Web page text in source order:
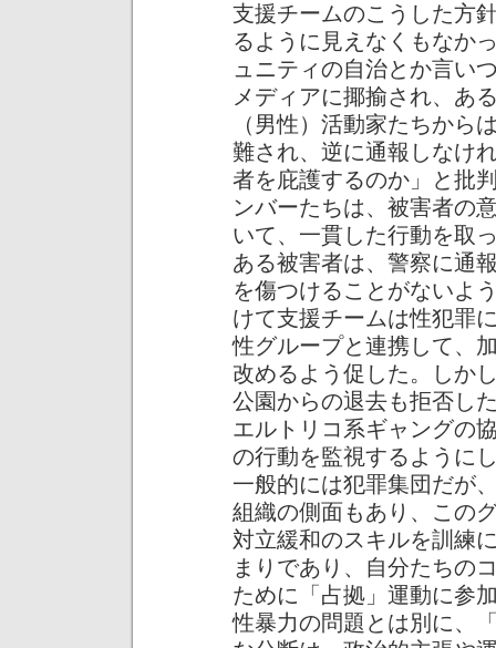
支援チームのこうした方
るように見えなくもなか
ュニティの自治とか言い
メディアに揶揄され、あ
（男性）活動家たちから
難され、逆に通報しなけ
者を庇護するのか」と批
ンバーたちは、被害者の
いて、一貫した行動を取
ある被害者は、警察に通
を傷つけることがないよ
けて支援チームは性犯罪
性グループと連携して、
改めるよう促した。しか
公園からの退去も拒否し
エルトリコ系ギャングの
の行動を監視するように
一般的には犯罪集団だが
組織の側面もあり、この
対立緩和のスキルを訓練
まりであり、自分たちの
ために「占拠」運動に参
性暴力の問題とは別に、